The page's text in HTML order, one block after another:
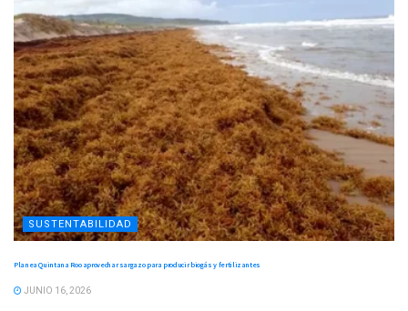
SUSTENTABILIDAD
Planea Quintana Roo aprovechar sargazo para producir biogás y fertilizantes
JUNIO 16, 2026